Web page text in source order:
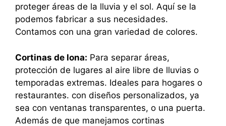
proteger áreas de la lluvia y el sol. Aquí se la
podemos fabricar a sus necesidades.
Contamos con una gran variedad de colores.
Cortinas de lona: Para separar áreas,
protección de lugares al aire libre de lluvias o
temporadas extremas. Ideales para hogares o
restaurantes. con diseños personalizados, ya
sea con ventanas transparentes, o una puerta.
Además de que manejamos cortinas